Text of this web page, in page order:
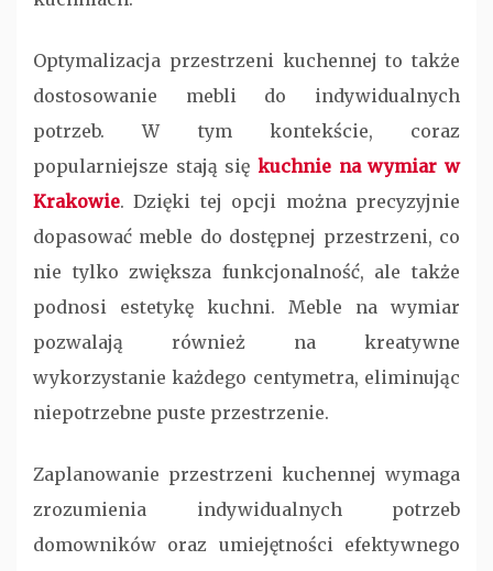
Optymalizacja przestrzeni kuchennej to także
dostosowanie mebli do indywidualnych
potrzeb. W tym kontekście, coraz
popularniejsze stają się kuchnie na wymiar w
Krakowie. Dzięki tej opcji można precyzyjnie
dopasować meble do dostępnej przestrzeni, co
nie tylko zwiększa funkcjonalność, ale także
podnosi estetykę kuchni. Meble na wymiar
pozwalają również na kreatywne
wykorzystanie każdego centymetra, eliminując
niepotrzebne puste przestrzenie.
Zaplanowanie przestrzeni kuchennej wymaga
zrozumienia indywidualnych potrzeb
domowników oraz umiejętności efektywnego